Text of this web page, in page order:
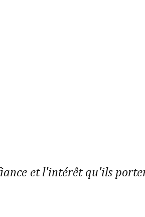
et l'intérêt qu'ils